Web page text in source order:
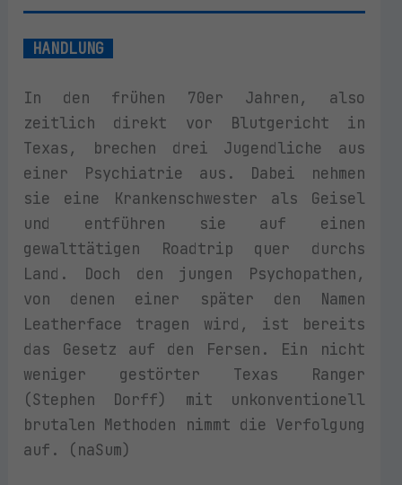
HANDLUNG
In den frühen 70er Jahren, also
zeitlich direkt vor Blutgericht in
Texas, brechen drei Jugendliche aus
einer Psychiatrie aus. Dabei nehmen
sie eine Krankenschwester als Geisel
und entführen sie auf einen
gewalttätigen Roadtrip quer durchs
Land. Doch den jungen Psychopathen,
von denen einer später den Namen
Leatherface tragen wird, ist bereits
das Gesetz auf den Fersen. Ein nicht
weniger gestörter Texas Ranger
(Stephen Dorff) mit unkonventionell
brutalen Methoden nimmt die Verfolgung
auf. (naSum)